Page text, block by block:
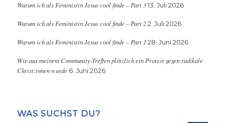
Warum ich als Feministin Jesus cool finde – Part 3 13. Juli 2026
Warum ich als Feministin Jesus cool finde – Part 2 2. Juli 2026
Warum ich als Feministin Jesus cool finde – Part 1 28. Juni 2026
Wie aus meinem Community-Treffen plötzlich ein Protest gegen radikale
Christ:innen wurde 6. Juni 2026
WAS SUCHST DU?